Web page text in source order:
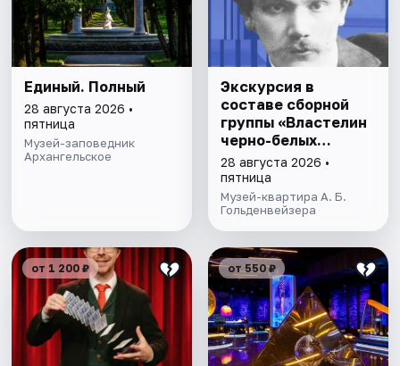
Единый. Полный
28 августа 2026 •
пятница
Музей-заповедник
Архангельское
Экскурсия в
составе сборной
группы «Властелин
черно-белых
клавиш»
28 августа 2026 •
пятница
Музей-квартира А. Б.
Гольденвейзера
от 1 200 ₽ от 550 ₽